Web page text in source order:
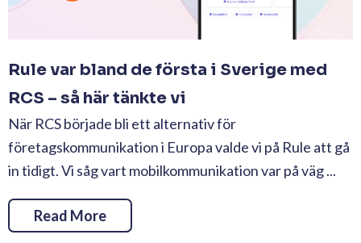
Rule var bland de första i Sverige med
RCS – så här tänkte vi
När RCS började bli ett alternativ för
företagskommunikation i Europa valde vi på Rule att gå
in tidigt. Vi såg vart mobilkommunikation var på väg ...
Read More